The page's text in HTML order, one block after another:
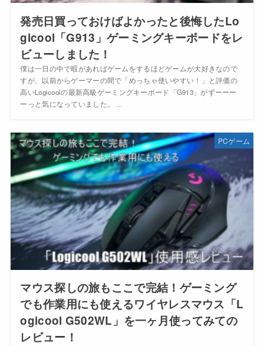
発売日買っておけばよかったと後悔したLo
gicool「G913」ゲーミングキーボードをレ
ビューしました！
僕は一日の中で暇があればゲームをするほどゲームが大好きなので
すが、以前からゲーマーの間で「めっちゃ使いやすい！」と評価の
高いLogicoolの最新高級ゲーミングキーボード「G913」がずーーー
ーっと気になっていました。 ...
PCゲーム
マウス探しの旅もここで完結！ゲーミング
でも作業用にも使えるワイヤレスマウス「L
ogicool G502WL」を一ヶ月使ってみての
レビュー！